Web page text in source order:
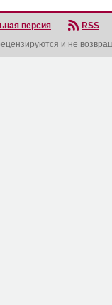
версия
RSS
и не